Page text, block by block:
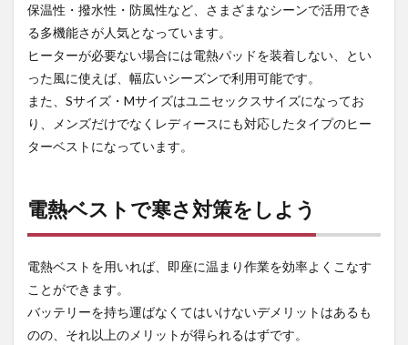
保温性・撥水性・防風性など、さまざまなシーンで活用でき
る多機能さが人気となっています。
ヒーターが必要ない場合には電熱パッドを装着しない、とい
った風に使えば、幅広いシーズンで利用可能です。
また、Sサイズ・Mサイズはユニセックスサイズになってお
り、メンズだけでなくレディースにも対応したタイプのヒー
ターベストになっています。
電熱ベストで寒さ対策をしよう
電熱ベストを用いれば、即座に温まり作業を効率よくこなす
ことができます。
バッテリーを持ち運ばなくてはいけないデメリットはあるも
のの、それ以上のメリットが得られるはずです。